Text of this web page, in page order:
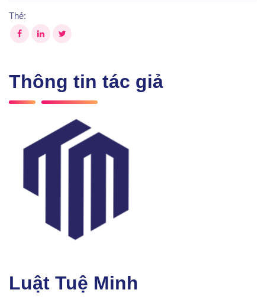
Thẻ:
Thông tin tác giả
Luật Tuệ Minh